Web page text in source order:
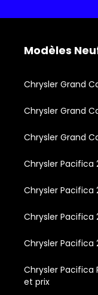
Modèles
Chrysler Grand
Chrysler Grand
Chrysler Grand
Chrysler
Chrysler
Chrysler
Chrysler Pacifica
Chrysler Pacifica
et prix